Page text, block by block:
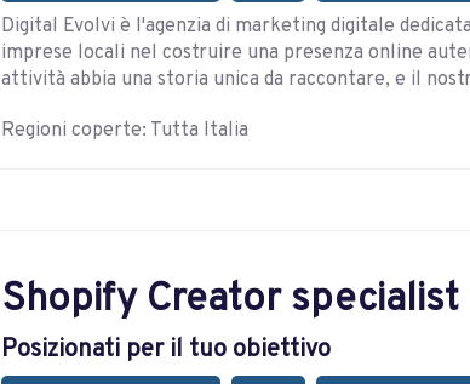
Digital Evolvi è l'agenzia di marketing digitale
imprese locali nel costruire una presenza online
attività abbia una storia unica da raccontare, e il
Regioni coperte: Tutta Italia
Shopify Creator specialist
Posizionati per il tuo obiettivo